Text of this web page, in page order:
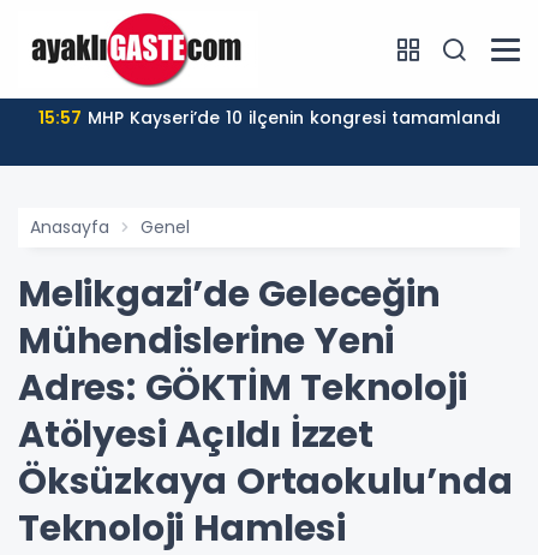
15:57 MHP Kayseri’de 10 ilçenin kongresi tamamlandı
Anasayfa Genel
Melikgazi’de Geleceğin
Mühendislerine Yeni
Adres: GÖKTİM Teknoloji
Atölyesi Açıldı İzzet
Öksüzkaya Ortaokulu’nda
Teknoloji Hamlesi